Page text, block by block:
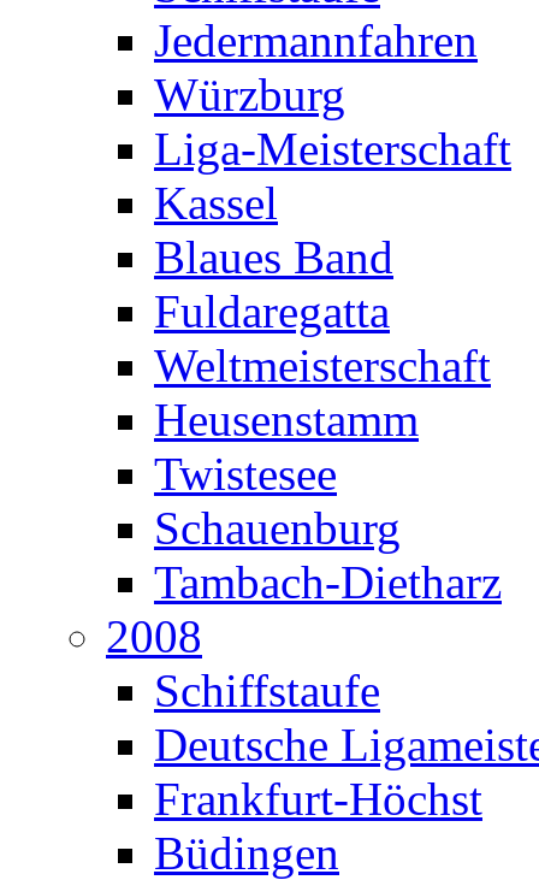
Jedermannfahren
Würzburg
Liga-Meisterschaft
Kassel
Blaues Band
Fuldaregatta
Weltmeisterschaft
Heusenstamm
Twistesee
Schauenburg
Tambach-Dietharz
2008
Schiffstaufe
Deutsche
Frankfurt-Höchst
Büdingen